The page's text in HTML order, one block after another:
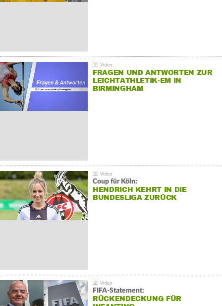
FRAGEN UND ANTWORTEN ZUR
LEICHTATHLETIK-EM IN
BIRMINGHAM
Coup für Köln:
HENDRICH KEHRT IN DIE
BUNDESLIGA ZURÜCK
FIFA-Statement:
RÜCKENDECKUNG FÜR